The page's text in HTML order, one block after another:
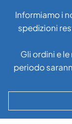
contenuto
Informiamo i
spedizioni
Gli ordini e
periodo